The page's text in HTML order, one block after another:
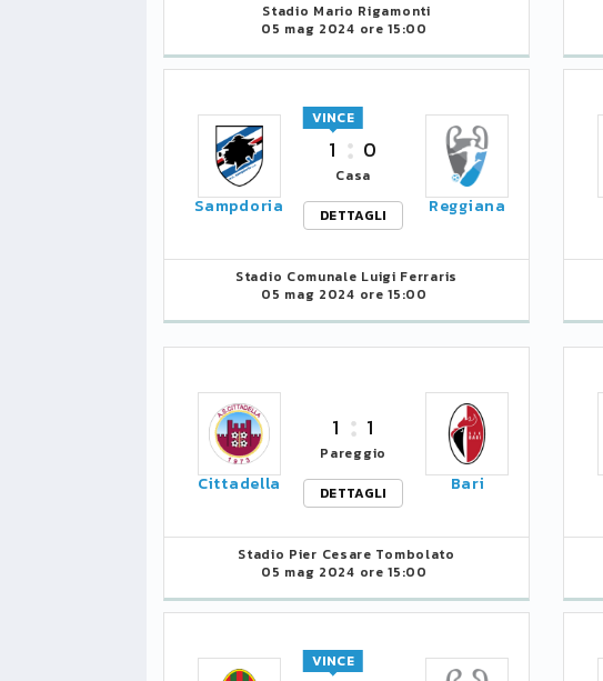
Stadio Mario Rigamonti
05 mag 2024 ore 15:00
Sampdoria
1
VINCE
0
Casa
DETTAGLI
Reggiana
Stadio Comunale Luigi Ferraris
05 mag 2024 ore 15:00
Cittadella
1 1
Pareggio
DETTAGLI
Bari
Stadio Pier Cesare Tombolato
05 mag 2024 ore 15:00
VINCE